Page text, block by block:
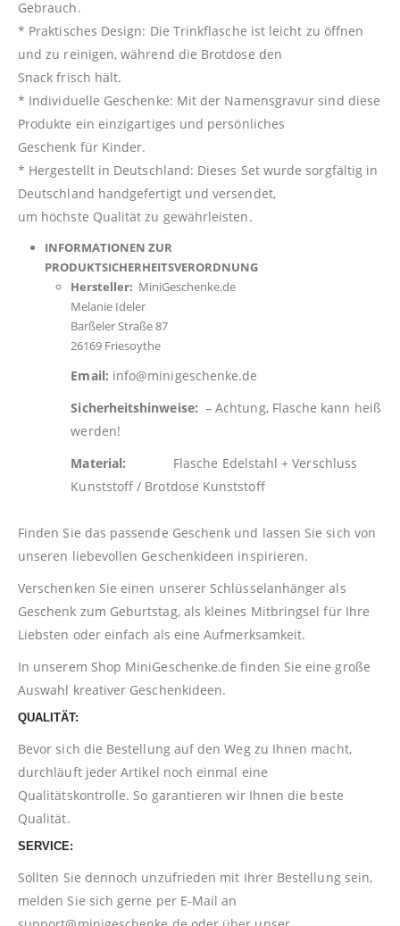
Gebrauch.
* Praktisches Design: Die Trinkflasche ist leicht zu öffnen
und zu reinigen, während die Brotdose den
Snack frisch hält.
* Individuelle Geschenke: Mit der Namensgravur sind diese
Produkte ein einzigartiges und persönliches
Geschenk für Kinder.
* Hergestellt in Deutschland: Dieses Set wurde sorgfältig in
Deutschland handgefertigt und versendet,
um höchste Qualität zu gewährleisten.
INFORMATIONEN ZUR
PRODUKTSICHERHEITSVERORDNUNG
Hersteller: MiniGeschenke.de
Melanie Ideler
Barßeler Straße 87
26169 Friesoythe
Email: info@minigeschenke.de
Sicherheitshinweise: – Achtung, Flasche kann heiß
werden!
Material: Flasche Edelstahl + Verschluss
Kunststoff / Brotdose Kunststoff
Finden Sie das passende Geschenk und lassen Sie sich von
unseren liebevollen Geschenkideen inspirieren.
Verschenken Sie einen unserer Schlüsselanhänger als
Geschenk zum Geburtstag, als kleines Mitbringsel für Ihre
Liebsten oder einfach als eine Aufmerksamkeit.
In unserem Shop MiniGeschenke.de finden Sie eine große
Auswahl kreativer Geschenkideen.
QUALITÄT:
Bevor sich die Bestellung auf den Weg zu Ihnen macht,
durchläuft jeder Artikel noch einmal eine
Qualitätskontrolle. So garantieren wir Ihnen die beste
Qualität.
SERVICE:
Sollten Sie dennoch unzufrieden mit Ihrer Bestellung sein,
melden Sie sich gerne per E-Mail an